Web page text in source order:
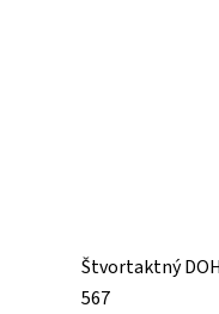
Štvortaktný
567